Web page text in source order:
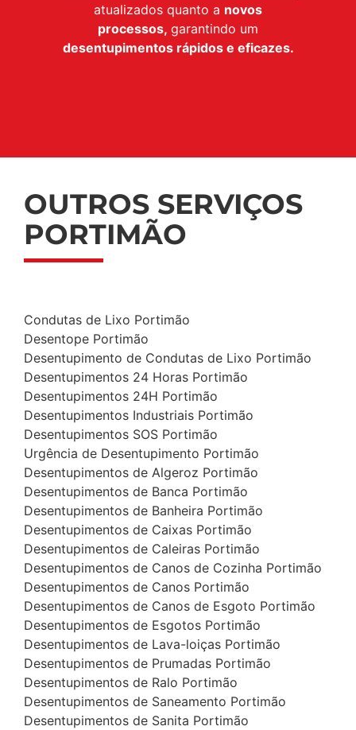
atualizados quanto a novos
processos, garantindo um
desentupimentos rápidos e eficazes.
OUTROS SERVIÇOS
PORTIMÃO
Condutas de Lixo Portimão
Desentope Portimão
Desentupimento de Condutas de Lixo Portimão
Desentupimentos 24 Horas Portimão
Desentupimentos 24H Portimão
Desentupimentos Industriais Portimão
Desentupimentos SOS Portimão
Urgência de Desentupimento Portimão
Desentupimentos de Algeroz Portimão
Desentupimentos de Banca Portimão
Desentupimentos de Banheira Portimão
Desentupimentos de Caixas Portimão
Desentupimentos de Caleiras Portimão
Desentupimentos de Canos de Cozinha Portimão
Desentupimentos de Canos Portimão
Desentupimentos de Canos de Esgoto Portimão
Desentupimentos de Esgotos Portimão
Desentupimentos de Lava-loiças Portimão
Desentupimentos de Prumadas Portimão
Desentupimentos de Ralo Portimão
Desentupimentos de Saneamento Portimão
Desentupimentos de Sanita Portimão